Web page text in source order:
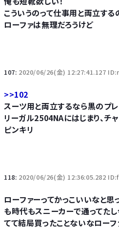
こういうのって仕事用と両立する
ローファは無理だろうけど
107: 2020/06/26(金) 12:27:41.127
>>102
スーツ用と両立するなら黒のプ
リーガル2504NAにはじまり、チ
ピンキリ
118: 2020/06/26(金) 12:36:05.282
ローファーってかっこいいなと
も時代もスニーカーで通ってた
てて結局買ったことないなローフ